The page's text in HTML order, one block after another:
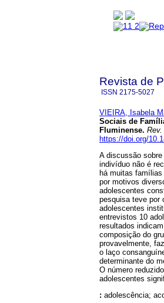
Revista de
ISSN 2175-5027
VIEIRA, Isabela
Sociais de
Fluminense.
https://doi.org/
A discussão
indivíduo não é
há muitas
por motivos
adolescentes
pesquisa teve por
adolescentes
entrevistos 10
resultados
composição do
provavelmente,
o laço
determinante do
O número
adolescentes
: adolescência;